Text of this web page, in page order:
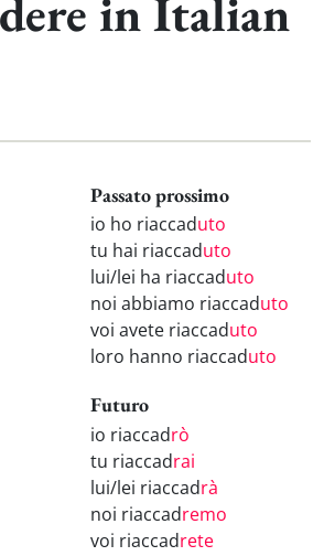
in Italian
Passato prossimo
io ho riaccaduto
tu hai riaccaduto
lui/lei ha riaccaduto
noi abbiamo riaccaduto
voi avete riaccaduto
loro hanno riaccaduto
Futuro
io riaccadrò
tu riaccadrai
lui/lei riaccadrà
noi riaccadremo
voi riaccadrete